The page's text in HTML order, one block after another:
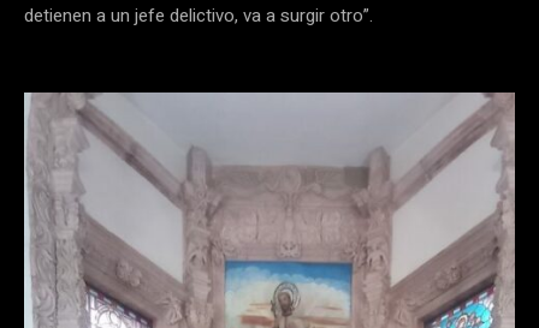
detienen a un jefe delictivo, va a surgir otro”.